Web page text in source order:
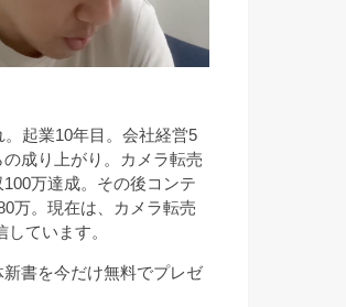
起業10年目。会社経営5
成り上がり。カメラ転売
万達成。その後コンテ
万。現在は、カメラ転売
ています。
書を今だけ無料でプレゼ